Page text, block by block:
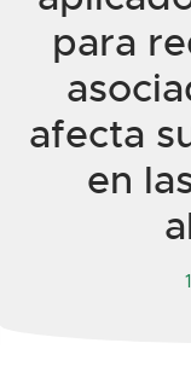
para
afecta
en